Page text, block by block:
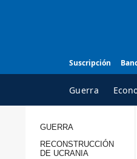
Suscripción
Guerra
TODAS
GUERRA
RECONSTRUCCIÓN
DE UCRANIA